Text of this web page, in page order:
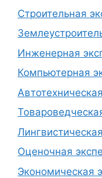
Строительная
Инженерная
Компьютерная
Оценочная
Экономическая